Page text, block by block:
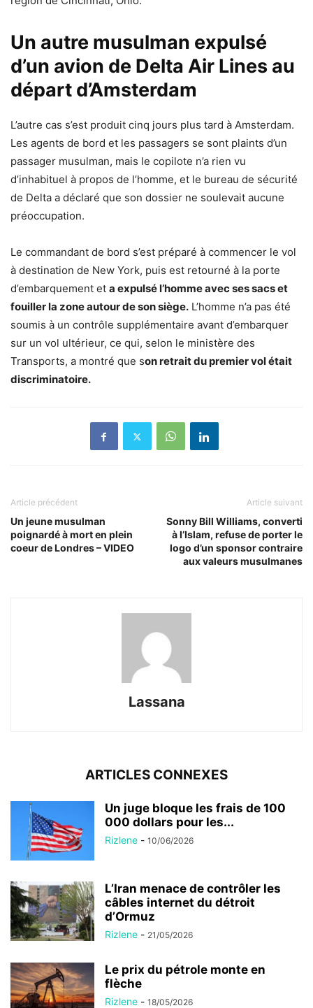
Un autre musulman expulsé
d’un avion de Delta Air Lines au
départ d’Amsterdam
L’autre cas s’est produit cinq jours plus tard à Amsterdam.
Les agents de bord et les passagers se sont plaints d’un
passager musulman, mais le copilote n’a rien vu
d’inhabituel à propos de l’homme, et le bureau de sécurité
de Delta a déclaré que son dossier ne soulevait aucune
préoccupation.
Le commandant de bord s’est préparé à commencer le vol
à destination de New York, puis est retourné à la porte
d’embarquement et a expulsé l’homme avec ses sacs et
fouiller la zone autour de son siège. L’homme n’a pas été
soumis à un contrôle supplémentaire avant d’embarquer
sur un vol ultérieur, ce qui, selon le ministère des
Transports, a montré que son retrait du premier vol était
discriminatoire.
Article précédent
Un jeune musulman
poignardé à mort en plein
coeur de Londres – VIDEO
Article suivant
Sonny Bill Williams, converti
à l’Islam, refuse de porter le
logo d’un sponsor contraire
aux valeurs musulmanes
Lassana
ARTICLES CONNEXES
Un juge bloque les frais de 100
000 dollars pour les...
Rizlene - 10/06/2026
L’Iran menace de contrôler les
câbles internet du détroit
d’Ormuz
Rizlene - 21/05/2026
Le prix du pétrole monte en
flèche
Rizlene - 18/05/2026